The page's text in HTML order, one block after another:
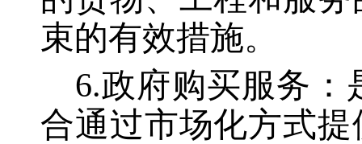
束的有效措施。
6.政府购买服务
合通过市场化方式